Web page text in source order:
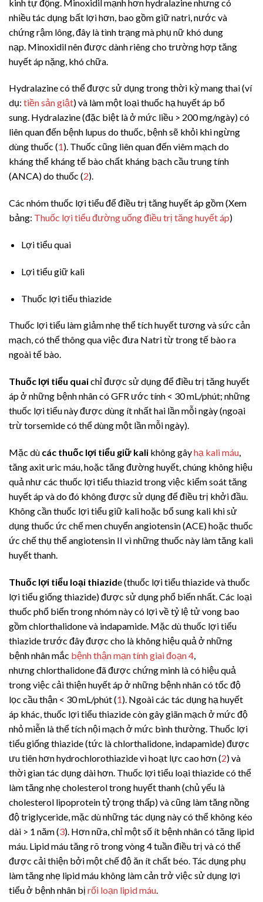
kinh tự động. Minoxidil mạnh hơn hydralazinenhưng có
nhiều tác dụng bất lợi hơn, bao gồm giữ natri, nước và
chứng rậm lông, đây là tình trạng mà phụ nữ khó dung
nạp. Minoxidilnên được dành riêng cho trường hợp tăng
huyết áp nặng, khó chữa.
Hydralazine có thể được sử dụng trong thời kỳ mang thai (ví
dụ: tiền sản giật) và làm một loại thuốc hạ huyết áp bổ
sung. Hydralazine(đặc biệt là ở mức liều > 200 mg/ngày) có
liên quan đến bệnh lupus do thuốc, bệnh sẽ khỏi khi ngừng
dùng thuốc (1). Thuốc cũng liên quan đến viêm mạch do
kháng thể kháng tế bào chất kháng bạch cầu trung tính
(ANCA) do thuốc (2).
Các nhóm thuốc lợi tiểu để điều trị tăng huyết áp gồm (Xem
bảng: Thuốc lợi tiểu đường uống điều trị tăng huyết áp)
Lợi tiểu quai
Lợi tiểu giữ kali
Thuốc lợi tiểu thiazide
Thuốc lợi tiểu làm giảm nhẹ thể tích huyết tương và sức cản
mạch, có thể thông qua việc đưa Natri từ trong tế bào ra
ngoài tế bào.
Thuốc lợi tiểu quaichỉ được sử dụng để điều trị tăng huyết
áp ở những bệnh nhân có GFR ước tính < 30 mL/phút; những
thuốc lợi tiểu này được dùng ít nhất hai lần mỗi ngày (ngoại
trừ torsemide có thể dùng một lần mỗi ngày).
Mặc dù các thuốc lợi tiểu giữ kali không gâyhạ kali máu,
tăng axit uric máu, hoặc tăng đường huyết, chúng không hiệu
quả như các thuốc lợi tiểu thiazid trong việc kiểm soát tăng
huyết áp và do đó không được sử dụng để điều trị khởi đầu.
Không cần thuốc lợi tiểu giữ kali hoặc bổ sung kali khi sử
dụng thuốc ức chế men chuyển angiotensin (ACE) hoặc thuốc
ức chế thụ thểangiotensin II vì những thuốc này làm tăng kali
huyết thanh.
Thuốc lợi tiểu loại thiazide (thuốc lợi tiểu thiazide và thuốc
lợi tiểu giống thiazide) được sử dụng phổ biến nhất. Các loại
thuốc phổ biến trong nhóm này có lợi về tỷ lệ tử vong bao
gồm chlorthalidone và indapamide. Mặc dù thuốc lợi tiểu
thiazide trước đây được cho là không hiệu quả ở những
bệnh nhân mắc bệnh thận mạn tính giai đoạn 4
nhưngchlorthalidoneđã được chứng minh là có hiệu quả
trong việc cải thiện huyết áp ở những bệnh nhân có tốc độ
lọc cầu thận < 30 mL/phút (1). Ngoài các tác dụng hạ huyết
áp khác, thuốc lợi tiểu thiazide còn gây giãn mạch ở mức độ
nhỏ miễn là thể tích nội mạch ở mức bình thường. Thuốc lợi
tiểu giống thiazide (tức làchlorthalidone indapamide) được
ưu tiên hơn hydrochlorothiazide vì hoạt lực cao hơn (2) và
thời gian tác dụng dài hơn. Thuốc lợi tiểu loại thiazide có thể
làm tăng nhẹ cholesterol trong huyết thanh (chủ yếu là
cholesterol lipoprotein tỷ trọng thấp) và cũng làm tăng nồng
độ triglyceride, mặc dù những tác dụng này có thể không kéo
dài > 1 năm (3). Hơn nữa, chỉ một số ít bệnh nhân có tăng lipid
máu. Lipid máu tăng rõ trong vòng 4 tuần điều trị và có thể
được cải thiện bởi một chế độ ăn ít chất béo. Tác dụng phụ
làm tăng nhẹ lipid máu không làm cản trở việc sử dụng lợi
tiểu ở bệnh nhân bị rối loạn lipid máu